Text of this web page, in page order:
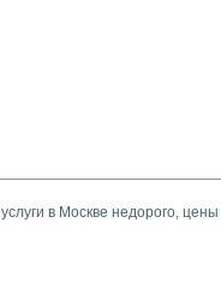
в Москве недорого, цены